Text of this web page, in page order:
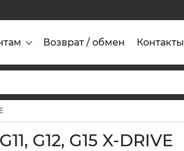
Возврат / обмен Контакты
G12, G15 X-DRIVE